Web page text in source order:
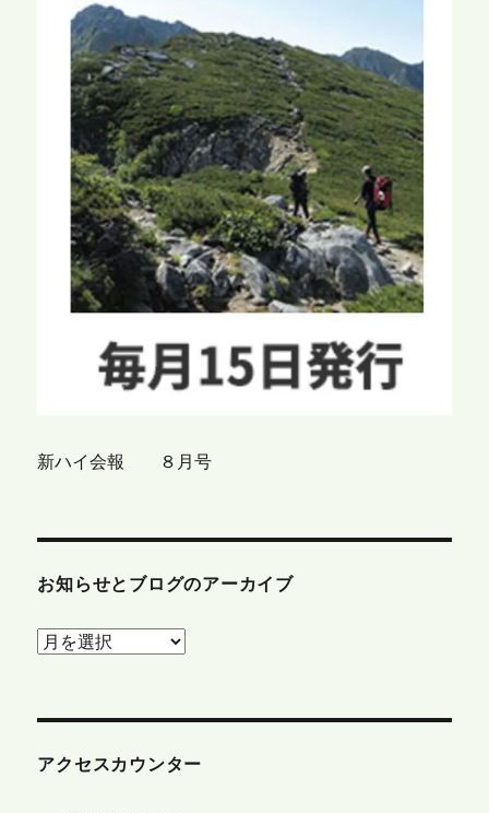
新ハイ会報 ８月号
お知らせとブログのアーカイブ
お
と
アクセスカウンター